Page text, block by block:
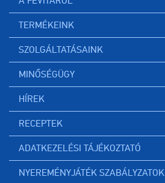
TERMÉKEINK
SZOLGÁLTATÁSAINK
MINŐSÉGÜGY
HÍREK
RECEPTEK
ADATKEZELÉSI TÁJÉKOZTATÓ
NYEREMÉNYJÁTÉK SZABÁLYZATOK